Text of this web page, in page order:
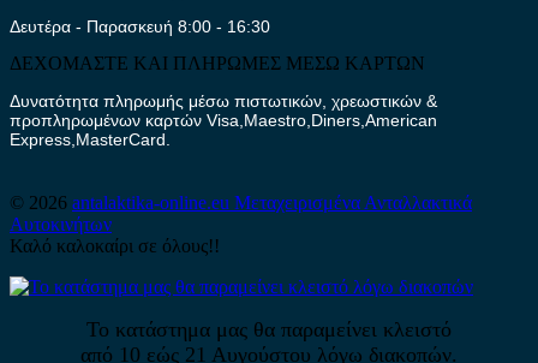
Δευτέρα - Παρασκευή 8:00 - 16:30
ΔΕΧΟΜΑΣΤΕ ΚΑΙ ΠΛΗΡΩΜΕΣ ΜΕΣΩ ΚΑΡΤΩΝ
Δυνατότητα πληρωμής μέσω πιστωτικών, χρεωστικών &
προπληρωμένων καρτών Visa,Maestro,Diners,American
Express,MasterCard.
© 2026 antalaktika-online.eu Μεταχειρισμένα Ανταλλακτικά
Αυτοκινήτων
Καλό καλοκαίρι σε όλους!!
Το κατάστημα μας θα παραμείνει κλειστό
από 10 εώς 21 Αυγούστου λόγω διακοπών.